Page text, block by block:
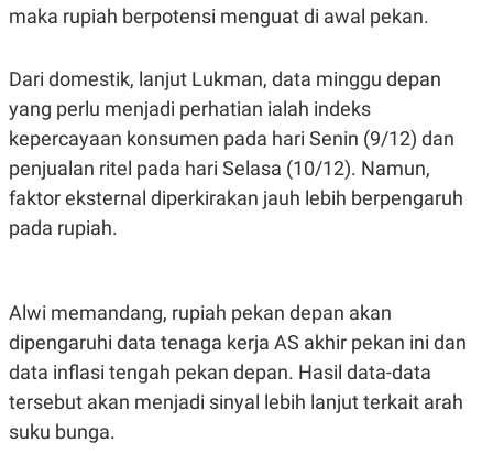
maka rupiah berpotensi menguat di awal pekan.
Dari domestik, lanjut Lukman, data minggu depan
yang perlu menjadi perhatian ialah indeks
kepercayaan konsumen pada hari Senin (9/12) dan
penjualan ritel pada hari Selasa (10/12). Namun,
faktor eksternal diperkirakan jauh lebih berpengaruh
pada rupiah.
Alwi memandang, rupiah pekan depan akan
dipengaruhi data tenaga kerja AS akhir pekan ini dan
data inflasi tengah pekan depan. Hasil data-data
tersebut akan menjadi sinyal lebih lanjut terkait arah
suku bunga.